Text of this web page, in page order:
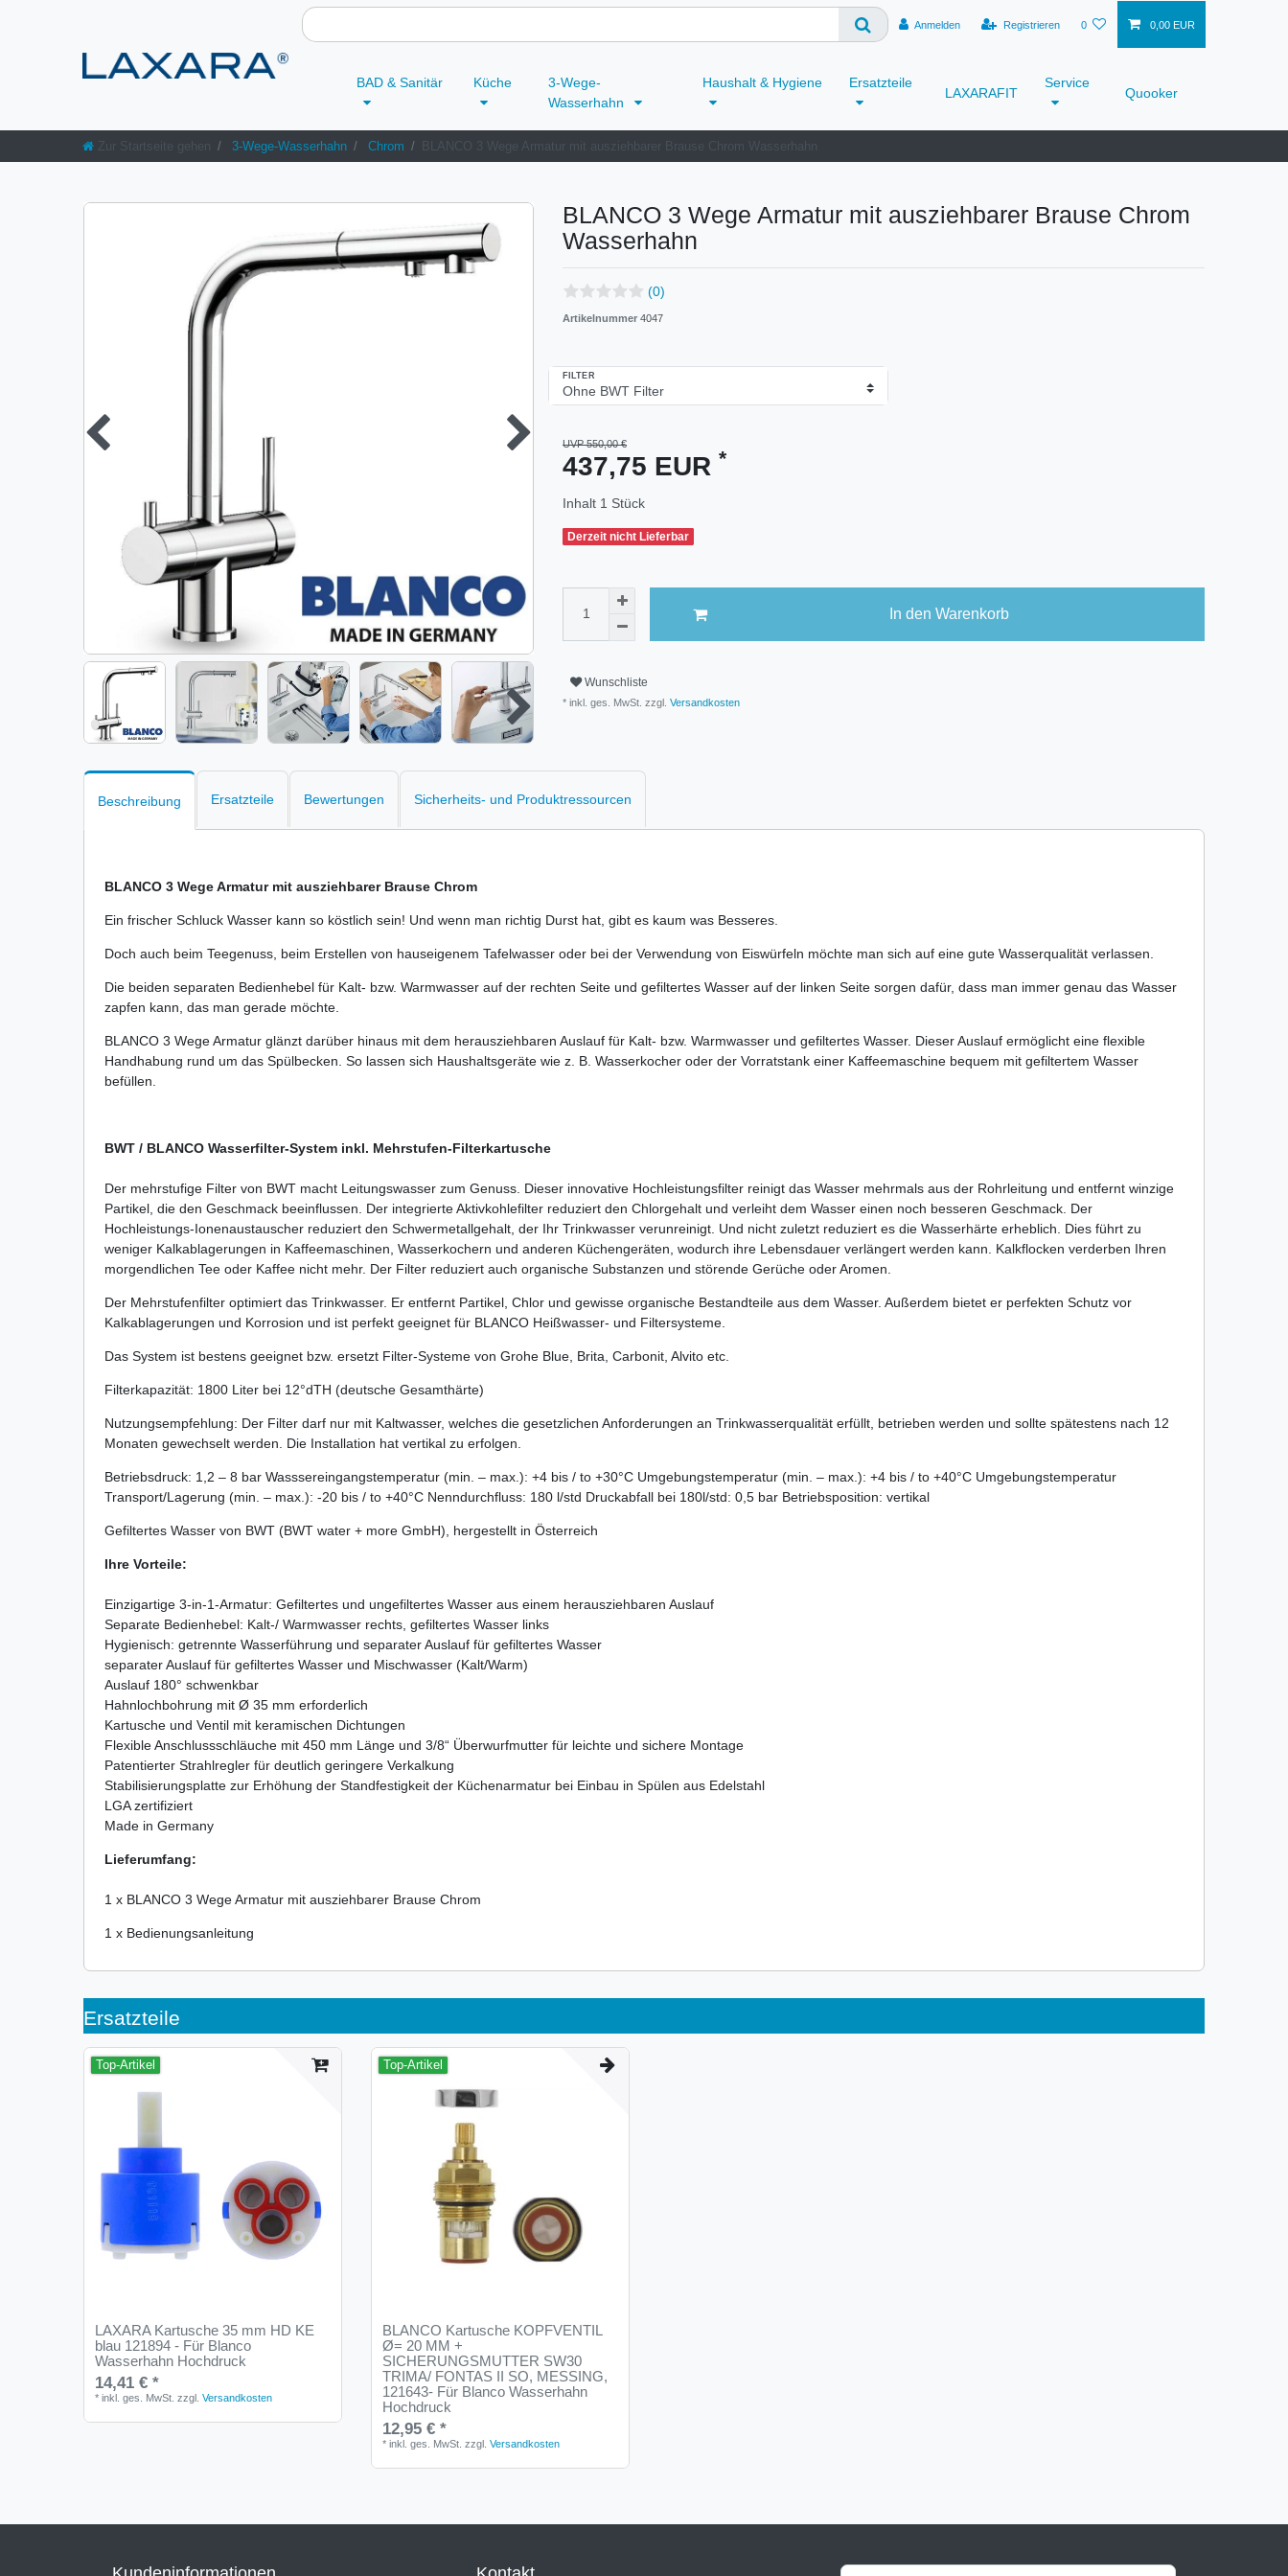
Anmelden Registrieren 0 0,00 EUR
BAD & Sanitär Küche
3-Wege-
Wasserhahn
Haushalt & Hygiene Ersatzteile
LAXARAFIT
Service
Quooker
3-Wege-Wasserhahn Chrom
BLANCO 3 Wege Armatur mit ausziehbarer Brause Chrom
Wasserhahn
(0)
Artikelnummer 4047
FILTER
UVP 550,00 €
437,75 EUR *
Inhalt 1 Stück
Derzeit nicht Lieferbar
In den Warenkorb
Wunschliste
* inkl. ges. MwSt. zzgl. Versandkosten
Beschreibung Ersatzteile Bewertungen Sicherheits- und Produktressourcen
BLANCO 3 Wege Armatur mit ausziehbarer Brause Chrom
Ein frischer Schluck Wasser kann so köstlich sein! Und wenn man richtig Durst hat, gibt es kaum was Besseres.
Doch auch beim Teegenuss, beim Erstellen von hauseigenem Tafelwasser oder bei der Verwendung von Eiswürfeln möchte man sich auf eine gute Wasserqualität verlassen.
Die beiden separaten Bedienhebel für Kalt- bzw. Warmwasser auf der rechten Seite und gefiltertes Wasser auf der linken Seite sorgen dafür, dass man immer genau das Wasser
zapfen kann, das man gerade möchte.
BLANCO 3 Wege Armatur glänzt darüber hinaus mit dem herausziehbaren Auslauf für Kalt- bzw. Warmwasser und gefiltertes Wasser. Dieser Auslauf ermöglicht eine flexible
Handhabung rund um das Spülbecken. So lassen sich Haushaltsgeräte wie z. B. Wasserkocher oder der Vorratstank einer Kaffeemaschine bequem mit gefiltertem Wasser
befüllen.
BWT / BLANCO Wasserfilter-System inkl. Mehrstufen-Filterkartusche
Der mehrstufige Filter von BWT macht Leitungswasser zum Genuss. Dieser innovative Hochleistungsfilter reinigt das Wasser mehrmals aus der Rohrleitung und entfernt winzige
Partikel, die den Geschmack beeinflussen. Der integrierte Aktivkohlefilter reduziert den Chlorgehalt und verleiht dem Wasser einen noch besseren Geschmack. Der
Hochleistungs-Ionenaustauscher reduziert den Schwermetallgehalt, der Ihr Trinkwasser verunreinigt. Und nicht zuletzt reduziert es die Wasserhärte erheblich. Dies führt zu
weniger Kalkablagerungen in Kaffeemaschinen, Wasserkochern und anderen Küchengeräten, wodurch ihre Lebensdauer verlängert werden kann. Kalkflocken verderben Ihren
morgendlichen Tee oder Kaffee nicht mehr. Der Filter reduziert auch organische Substanzen und störende Gerüche oder Aromen.
Der Mehrstufenfilter optimiert das Trinkwasser. Er entfernt Partikel, Chlor und gewisse organische Bestandteile aus dem Wasser. Außerdem bietet er perfekten Schutz vor
Kalkablagerungen und Korrosion und ist perfekt geeignet für BLANCO Heißwasser- und Filtersysteme.
Das System ist bestens geeignet bzw. ersetzt Filter-Systeme von Grohe Blue, Brita, Carbonit, Alvito etc.
Filterkapazität: 1800 Liter bei 12°dTH (deutsche Gesamthärte)
Nutzungsempfehlung: Der Filter darf nur mit Kaltwasser, welches die gesetzlichen Anforderungen an Trinkwasserqualität erfüllt, betrieben werden und sollte spätestens nach 12
Monaten gewechselt werden. Die Installation hat vertikal zu erfolgen.
Betriebsdruck: 1,2 – 8 bar Wasssereingangstemperatur (min. – max.): +4 bis / to +30°C Umgebungstemperatur (min. – max.): +4 bis / to +40°C Umgebungstemperatur
Transport/Lagerung (min. – max.): -20 bis / to +40°C Nenndurchfluss: 180 l/std Druckabfall bei 180l/std: 0,5 bar Betriebsposition: vertikal
Gefiltertes Wasser von BWT (BWT water + more GmbH), hergestellt in Österreich
Ihre Vorteile:
Einzigartige 3-in-1-Armatur: Gefiltertes und ungefiltertes Wasser aus einem herausziehbaren Auslauf
Separate Bedienhebel: Kalt-/ Warmwasser rechts, gefiltertes Wasser links
Hygienisch: getrennte Wasserführung und separater Auslauf für gefiltertes Wasser
separater Auslauf für gefiltertes Wasser und Mischwasser (Kalt/Warm)
Auslauf 180° schwenkbar
Hahnlochbohrung mit Ø 35 mm erforderlich
Kartusche und Ventil mit keramischen Dichtungen
Flexible Anschlussschläuche mit 450 mm Länge und 3/8“ Überwurfmutter für leichte und sichere Montage
Patentierter Strahlregler für deutlich geringere Verkalkung
Stabilisierungsplatte zur Erhöhung der Standfestigkeit der Küchenarmatur bei Einbau in Spülen aus Edelstahl
LGA zertifiziert
Made in Germany
Lieferumfang:
1 x BLANCO 3 Wege Armatur mit ausziehbarer Brause Chrom
1 x Bedienungsanleitung
Ersatzteile
Top-Artikel
LAXARA Kartusche 35 mm HD KE
blau 121894 - Für Blanco
Wasserhahn Hochdruck
14,41 € *
*inkl. ges. MwSt. zzgl.Versandkosten
Top-Artikel
BLANCO Kartusche KOPFVENTIL
Ø= 20 MM +
SICHERUNGSMUTTER SW30
TRIMA/ FONTAS II SO, MESSING,
121643- Für Blanco Wasserhahn
Hochdruck
12,95 € *
*inkl. ges. MwSt. zzgl.Versandkosten